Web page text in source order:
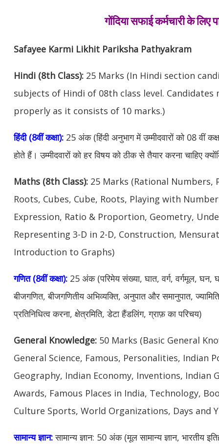
गोंदिया सफाई कर्मचारी के लिए
Safayee Karmi Likhit Pariksha Pathyakram
Hindi (8th Class): 25 Marks (In Hindi section
subjects of Hindi of 08th class level.
properly as it consists of 10 marks.)
हिंदी (8वीं कक्षा): 25 अंक (हिंदी अनुभाग में उम्मीदवारों को 08 वीं
होते हैं। उम्मीदवारों को हर विषय को ठीक से तैयार करना चाहिए
Maths (8th Class): 25 Marks (Rational Numbers,
Roots, Cubes, Cube, Roots, Playing with
Expression, Ratio & Proportion, Geometry,
Representing 3-D in 2-D, Construction,
Introduction to Graphs)
गणित (8वीं कक्षा): 25 अंक (परिमेय संख्या, घात, वर्ग, वर्गमूल,
बीजगणित, बीजगणितीय अभिव्यक्ति, अनुपात और समानुपात,
प्रतिनिधित्व करना, क्षेत्रमिति, डेटा हैंडलिंग, ग्राफ़ का परिचय)
General Knowledge: 50 Marks (Basic General
General Science, Famous, Personalities, Indian
Geography, Indian Economy, Inventions, Indian
Awards, Famous Places in India, Technology,
Culture Sports, World Organizations, Days and
सामान्य ज्ञान:सामान्य ज्ञान: 50 अंक (मूल सामान्य ज्ञान, भारतीय